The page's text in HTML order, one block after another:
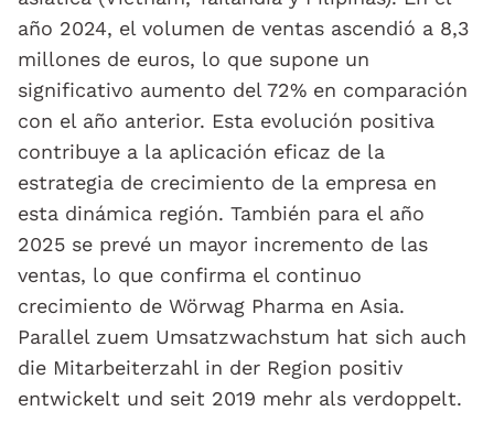
año 2024, el volumen de ventas ascendió a 8,3
millones de euros, lo que supone un
significativo aumento del 72% en comparación
con el año anterior. Esta evolución positiva
contribuye a la aplicación eficaz de la
estrategia de crecimiento de la empresa en
esta dinámica región. También para el año
2025 se prevé un mayor incremento de las
ventas, lo que confirma el continuo
crecimiento de Wörwag Pharma en Asia.
Parallel zuem Umsatzwachstum hat sich auch
die Mitarbeiterzahl in der Region positiv
entwickelt und seit 2019 mehr als verdoppelt.